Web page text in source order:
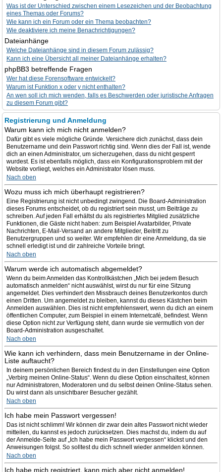
Was ist der Unterschied zwischen einem Lesezeichen und der Beobachtung
eines Themas oder Forums?
Wie kann ich ein Forum oder ein Thema beobachten?
Wie deaktiviere ich meine Benachrichtigungen?
Dateianhänge
Welche Dateianhänge sind in diesem Forum zulässig?
Kann ich eine Übersicht all meiner Dateianhänge erhalten?
phpBB3 betreffende Fragen
Wer hat diese Forensoftware entwickelt?
Warum ist Funktion x oder y nicht enthalten?
An wen soll ich mich wenden, falls es Beschwerden oder juristische Anfragen
zu diesem Forum gibt?
Registrierung und Anmeldung
Warum kann ich mich nicht anmelden?
Dafür gibt es viele mögliche Gründe. Versichere dich zunächst, dass dein
Benutzername und dein Passwort richtig sind. Wenn dies der Fall ist, wende
dich an einen Administrator, um sicherzugehen, dass du nicht gesperrt
wurdest. Es ist ebenfalls möglich, dass ein Konfigurationsproblem mit der
Website vorliegt, welches ein Administrator lösen muss.
Nach oben
Wozu muss ich mich überhaupt registrieren?
Eine Registrierung ist nicht unbedingt zwingend. Die Board-Administration
dieses Forums entscheidet, ob du registriert sein musst, um Beiträge zu
schreiben. Auf jeden Fall erhältst du als registriertes Mitglied zusätzliche
Funktionen, die Gäste nicht haben: zum Beispiel Avatarbilder, Private
Nachrichten, E-Mail-Versand an andere Mitglieder, Beitritt zu
Benutzergruppen und so weiter. Wir empfehlen dir eine Anmeldung, da sie
schnell erledigt ist und dir zahlreiche Vorteile bringt.
Nach oben
Warum werde ich automatisch abgemeldet?
Wenn du beim Anmelden das Kontrollkästchen „Mich bei jedem Besuch
automatisch anmelden“ nicht auswählst, wirst du nur für eine Sitzung
angemeldet. Dies verhindert den Missbrauch deines Benutzerkontos durch
einen Dritten. Um angemeldet zu bleiben, kannst du dieses Kästchen beim
Anmelden auswählen. Dies ist nicht empfehlenswert, wenn du dich an einem
öffentlichen Computer, zum Beispiel in einem Internetcafé, befindest. Wenn
diese Option nicht zur Verfügung steht, dann wurde sie vermutlich von der
Board-Administration ausgeschaltet.
Nach oben
Wie kann ich verhindern, dass mein Benutzername in der Online-
Liste auftaucht?
In deinem persönlichen Bereich findest du in den Einstellungen eine Option
„Verbirg meinen Online-Status“. Wenn du diese Option einschaltest, können
nur Administratoren, Moderatoren und du selbst deinen Online-Status sehen.
Du wirst dann als unsichtbarer Besucher gezählt.
Nach oben
Ich habe mein Passwort vergessen!
Das ist nicht schlimm! Wir können dir zwar dein altes Passwort nicht wieder
mitteilen, du kannst es jedoch zurücksetzen. Dies machst du, indem du auf
der Anmelde-Seite auf „Ich habe mein Passwort vergessen“ klickst und den
Anweisungen folgst. So solltest du dich schnell wieder anmelden können.
Nach oben
Ich habe mich registriert, kann mich aber nicht anmelden!